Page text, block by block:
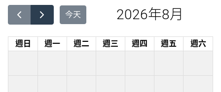
今天 2026年8月
週日 週一 週二 週三 週四 週五 週六